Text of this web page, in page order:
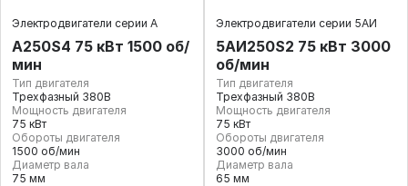
Электродвигатели серии А
А250S4 75 кВт 1500 об/
мин
Тип двигателя
Трехфазный 380В
Мощность двигателя
75 кВт
Обороты двигателя
1500 об/мин
Диаметр вала
75 мм
Электродвигатели серии 5АИ
5АИ250S2 75 кВт 3000
об/мин
Тип двигателя
Трехфазный 380В
Мощность двигателя
75 кВт
Обороты двигателя
3000 об/мин
Диаметр вала
65 мм